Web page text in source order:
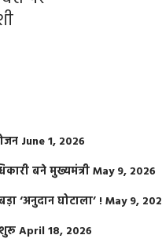
June 1, 2026
बने मुख्यमंत्रीMay 9, 2026
‘अनुदान घोटाला’ !May 9,
April 18, 2026